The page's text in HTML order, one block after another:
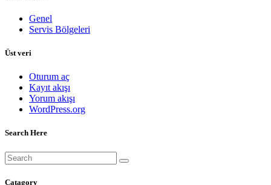
Genel
Servis Bölgeleri
Üst veri
Oturum aç
Kayıt akışı
Yorum akışı
WordPress.org
Search Here
Catagory